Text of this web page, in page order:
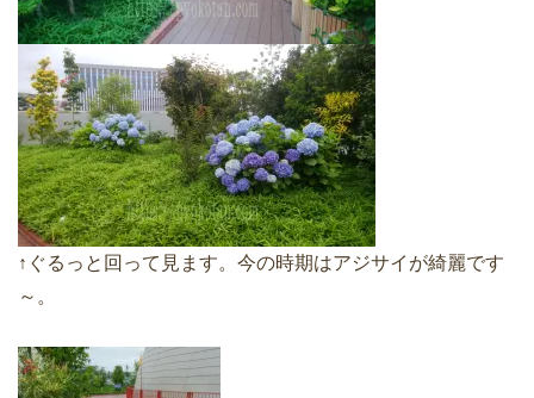
↑ぐるっと回って見ます。今の時期はアジサイが綺麗です
～。